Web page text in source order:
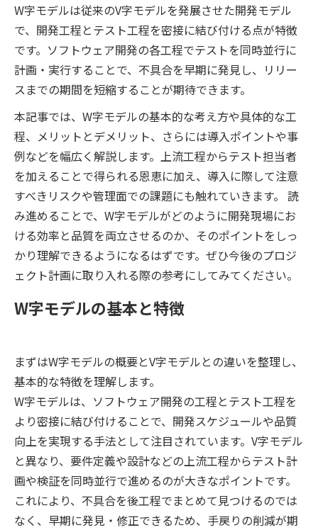
W字モデルは従来のV字モデルを発展させた開発モデル
で、開発工程とテスト工程を密接に結び付ける点が特徴
です。ソフトウェア開発の各工程でテストを同時並行に
計画・実行することで、不具合を早期に発見し、リリー
スまでの期間を短縮することが期待できます。
本記事では、W字モデルの基本的な考え方や具体的な工
程、メリットとデメリット、さらには導入ポイントや事
例などを幅広く解説します。上流工程からテスト担当者
を加えることで得られる恩恵に加え、導入に際して注意
すべきリスクや管理面での課題にも触れていきます。 読
み進めることで、W字モデルがどのように開発現場にお
ける効率と品質を両立させるのか、そのポイントをしっ
かり理解できるようになるはずです。ぜひ今後のプロジ
ェクト計画に取り入れる際の参考にしてみてください。
W字モデルの基本と特徴
まずはW字モデルの概要とV字モデルとの違いを整理し、
基本的な特徴を理解します。
W字モデルは、ソフトウェア開発の工程とテスト工程を
より密接に結び付けることで、開発スケジュールや品質
向上を実現する手法として注目されています。V字モデル
と異なり、要件定義や設計などの上流工程からテスト計
画や検証を同時並行で進めるのが大きなポイントです。
これにより、不具合を後工程でまとめて見つけるのでは
なく、早期に発見・修正できるため、手戻りの削減が期